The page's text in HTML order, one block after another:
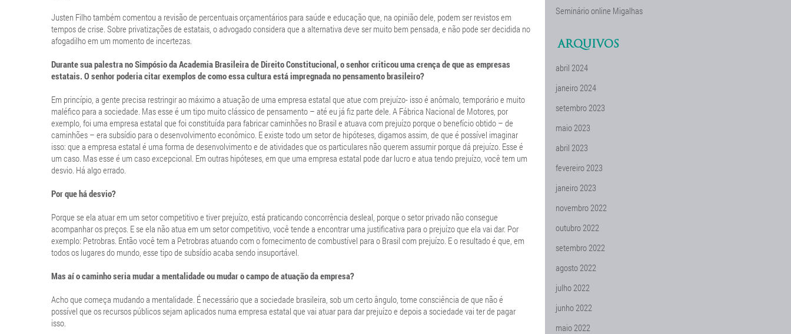
Justen Filho também comentou a revisão de percentuais orçamentários para saúde e educação que, na opinião dele, podem ser revistos em
tempos de crise. Sobre privatizações de estatais, o advogado considera que a alternativa deve ser muito bem pensada, e não pode ser decidida no
afogadilho em um momento de incertezas.
Durante sua palestra no Simpósio da Academia Brasileira de Direito Constitucional, o senhor criticou uma crença de que as empresas
estatais. O senhor poderia citar exemplos de como essa cultura está impregnada no pensamento brasileiro?
Em princípio, a gente precisa restringir ao máximo a atuação de uma empresa estatal que atue com prejuízo- isso é anômalo, temporário e muito
maléfico para a sociedade. Mas esse é um tipo muito clássico de pensamento – até eu já fiz parte dele. A Fábrica Nacional de Motores, por
exemplo, foi uma empresa estatal que foi constituída para fabricar caminhões no Brasil e atuava com prejuízo porque o benefício obtido – de
caminhões – era subsídio para o desenvolvimento econômico. E existe todo um setor de hipóteses, digamos assim, de que é possível imaginar
isso: que a empresa estatal é uma forma de desenvolvimento e de atividades que os particulares não querem assumir porque dá prejuízo. Esse é
um caso. Mas esse é um caso excepcional. Em outras hipóteses, em que uma empresa estatal pode dar lucro e atua tendo prejuízo, você tem um
desvio. Há algo errado.
Por que há desvio?
Porque se ela atuar em um setor competitivo e tiver prejuízo, está praticando concorrência desleal, porque o setor privado não consegue
acompanhar os preços. E se ela não atua em um setor competitivo, você tende a encontrar uma justificativa para o prejuízo que ela vai dar. Por
exemplo: Petrobras. Então você tem a Petrobras atuando com o fornecimento de combustível para o Brasil com prejuízo. E o resultado é que, em
todos os lugares do mundo, esse tipo de subsídio acaba sendo insuportável.
Mas aí o caminho seria mudar a mentalidade ou mudar o campo de atuação da empresa?
Acho que começa mudando a mentalidade. É necessário que a sociedade brasileira, sob um certo ângulo, tome consciência de que não é
possível que os recursos públicos sejam aplicados numa empresa estatal que vai atuar para dar prejuízo e depois a sociedade vai ter de pagar
isso.
Seminário online Migalhas
ARQUIVOS
abril 2024
janeiro 2024
setembro 2023
maio 2023
abril 2023
fevereiro 2023
janeiro 2023
novembro 2022
outubro 2022
setembro 2022
agosto 2022
julho 2022
junho 2022
maio 2022